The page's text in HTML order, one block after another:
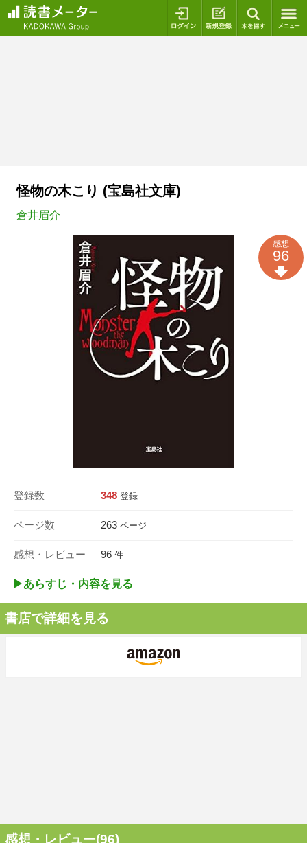
ログイン 新規登録
怪物の木こり (宝島社文庫)
倉井眉介
登録数 348 登録
ページ数 263 ページ
感想・レビュー 96 件
感想
96
▶︎あらすじ・内容を見る
書店で詳細を見る
感想・レビュー(96)